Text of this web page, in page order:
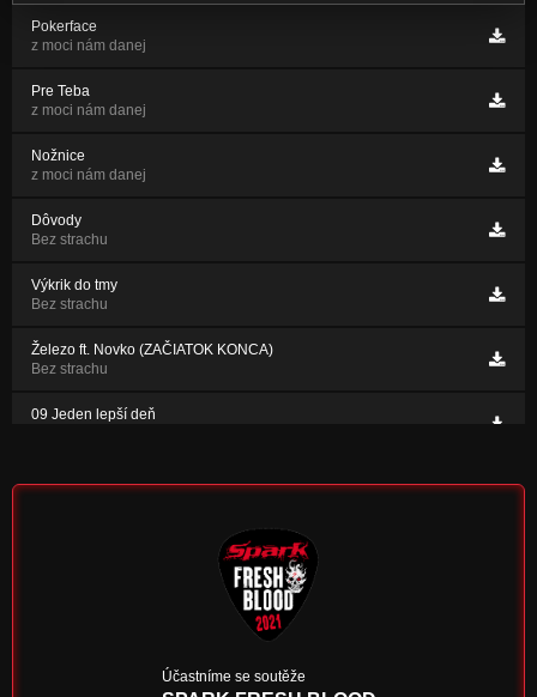
Pokerface
z moci nám danej
Pre Teba
z moci nám danej
Nožnice
z moci nám danej
Dôvody
Bez strachu
Výkrik do tmy
Bez strachu
Železo ft. Novko (ZAČIATOK KONCA)
Bez strachu
09 Jeden lepší deň
Účastníme se soutěže